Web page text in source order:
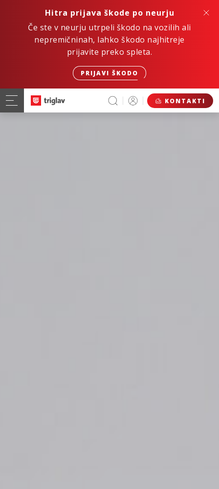
Hitra prijava škode po neurju
Če ste v neurju utrpeli škodo na vozilih ali
nepremičninah, lahko škodo najhitreje
prijavite preko spleta.
PRIJAVI ŠKODO
KONTAKTI